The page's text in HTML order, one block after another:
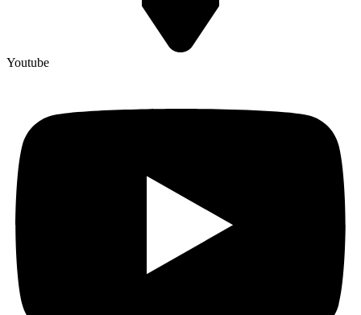
Youtube